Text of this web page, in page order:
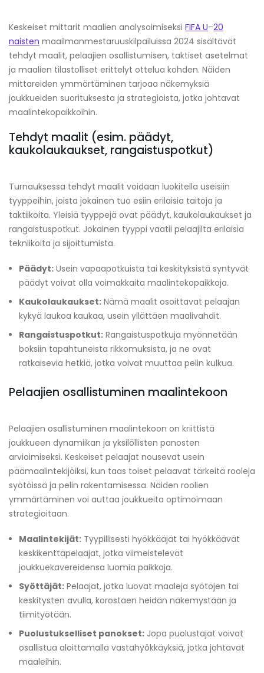
Keskeiset mittarit maalien analysoimiseksi FIFA U–20
naisten maailmanmestaruuskilpailuissa 2024 sisältävät
tehdyt maalit, pelaajien osallistumisen, taktiset asetelmat
ja maalien tilastolliset erittelyt ottelua kohden. Näiden
mittareiden ymmärtäminen tarjoaa näkemyksiä
joukkueiden suorituksesta ja strategioista, jotka johtavat
maalintekopaikkoihin.
Tehdyt maalit (esim. päädyt,
kaukolaukaukset, rangaistuspotkut)
Turnauksessa tehdyt maalit voidaan luokitella useisiin
tyyppeihin, joista jokainen tuo esiin erilaisia taitoja ja
taktiikoita. Yleisiä tyyppejä ovat päädyt, kaukolaukaukset ja
rangaistuspotkut. Jokainen tyyppi vaatii pelaajilta erilaisia
tekniikoita ja sijoittumista.
Päädyt: Usein vapaapotkuista tai keskityksistä syntyvät
päädyt voivat olla voimakkaita maalintekopaikkoja.
Kaukolaukaukset: Nämä maalit osoittavat pelaajan
kykyä laukoa kaukaa, usein yllättäen maalivahdit.
Rangaistuspotkut: Rangaistuspotkuja myönnetään
boksiin tapahtuneista rikkomuksista, ja ne ovat
ratkaisevia hetkiä, jotka voivat muuttaa pelin kulkua.
Pelaajien osallistuminen maalintekoon
Pelaajien osallistuminen maalintekoon on kriittistä
joukkueen dynamiikan ja yksilöllisten panosten
arvioimiseksi. Keskeiset pelaajat nousevat usein
päämaalintekijöiksi, kun taas toiset pelaavat tärkeitä rooleja
syötöissä ja pelin rakentamisessa. Näiden roolien
ymmärtäminen voi auttaa joukkueita optimoimaan
strategioitaan.
Maalintekijät: Tyypillisesti hyökkääjät tai hyökkäävät
keskikenttäpelaajat, jotka viimeistelevät
joukkuekavereidensa luomia paikkoja.
Syöttäjät: Pelaajat, jotka luovat maaleja syötöjen tai
keskitysten avulla, korostaen heidän näkemystään ja
tiimityötään.
Puolustukselliset panokset: Jopa puolustajat voivat
osallistua aloittamalla vastahyökkäyksiä, jotka johtavat
maaleihin.